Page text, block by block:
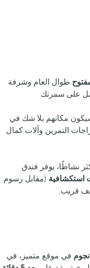
طوال العام وشرفة
على سمرتك
مكانهم بلا شك في
التمرين وآلات كمال
نشاطًا، يوفر فندق
استكشافية (مقابل رسوم
قريب.
في موقع متميز، في